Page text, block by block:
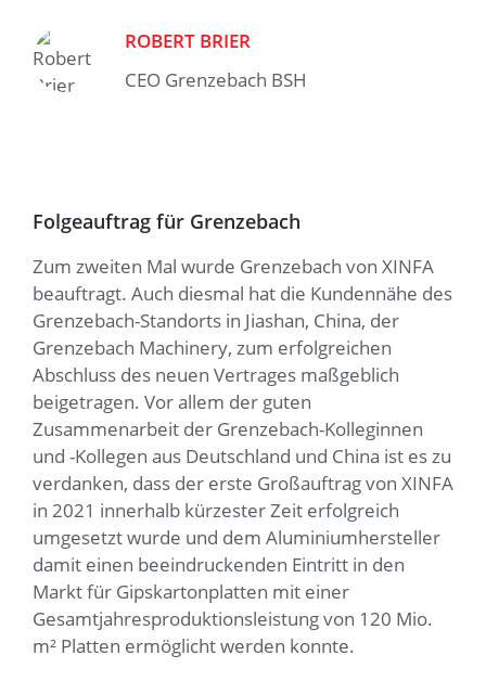
ROBERT BRIER
CEO Grenzebach BSH
Folgeauftrag für Grenzebach
Zum zweiten Mal wurde Grenzebach von XINFA
beauftragt. Auch diesmal hat die Kundennähe des
Grenzebach-Standorts in Jiashan, China, der
Grenzebach Machinery, zum erfolgreichen
Abschluss des neuen Vertrages maßgeblich
beigetragen. Vor allem der guten
Zusammenarbeit der Grenzebach-Kolleginnen
und -Kollegen aus Deutschland und China ist es zu
verdanken, dass der erste Großauftrag von XINFA
in 2021 innerhalb kürzester Zeit erfolgreich
umgesetzt wurde und dem Aluminiumhersteller
damit einen beeindruckenden Eintritt in den
Markt für Gipskartonplatten mit einer
Gesamtjahresproduktionsleistung von 120 Mio.
m² Platten ermöglicht werden konnte.